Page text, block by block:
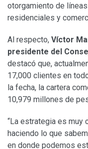
otorgamiento de
residenciales y
Al respecto, Víctor
presidente del
destacó que,
17,000 clientes en
la fecha, la cartera
10,979 millones de
“La estrategia es muy
haciendo lo que
en donde podemos